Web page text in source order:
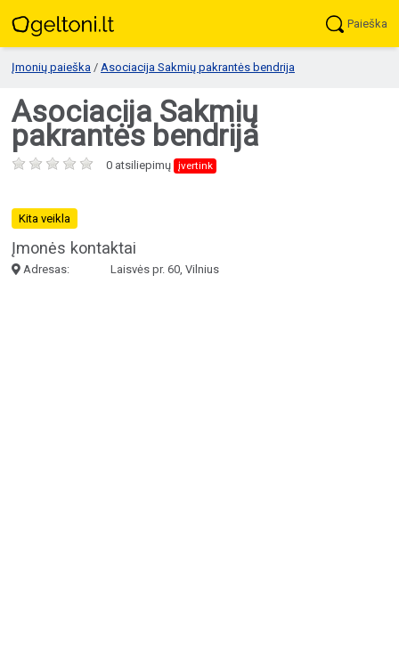
Paieška
Įmonių paieška / Asociacija Sakmių pakrantės bendrija
Asociacija Sakmių
pakrantės bendrija
0 atsiliepimų įvertink
Kita veikla
Įmonės kontaktai
Adresas: Laisvės pr. 60, Vilnius